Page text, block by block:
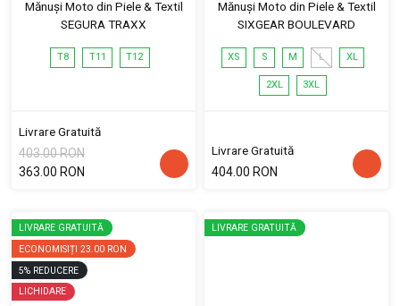
Mănuși Moto din Piele & Textil
SEGURA TRAXX
T8 T11 T12
Livrare Gratuită
403.00 RON
363.00 RON
Mănuși Moto din Piele & Textil
SIXGEAR BOULEVARD
XS S M L XL
2XL 3XL
Livrare Gratuită
404.00 RON
LIVRARE GRATUITĂ
ECONOMISIȚI 23.00 RON
5% REDUCERE
LICHIDARE
LIVRARE GRATUITĂ